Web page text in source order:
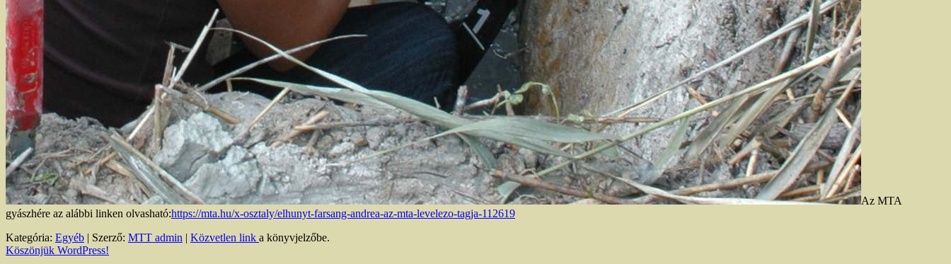
Az MTA
gyászhére az alábbi linken olvasható:https://mta.hu/x-osztaly/elhunyt-farsang-andrea-az-mta-levelezo-tagja-112619
Kategória: Egyéb | Szerző: MTT admin Közvetlen link a könyvjelzőbe.
Köszönjük WordPress!